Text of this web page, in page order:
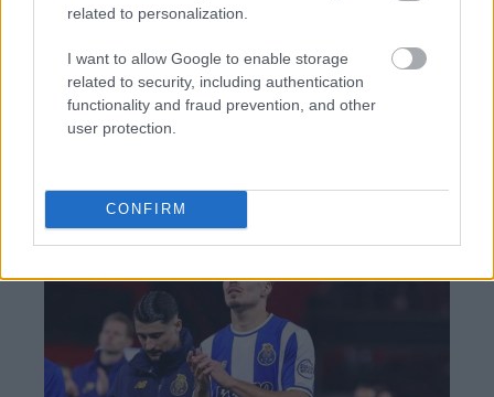
related to personalization.
I want to allow Google to enable storage
related to security, including authentication
functionality and fraud prevention, and other
user protection.
CONFIRM
BEST OFINTERNET